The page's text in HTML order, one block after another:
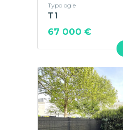
Typologie
T1
67 000 €